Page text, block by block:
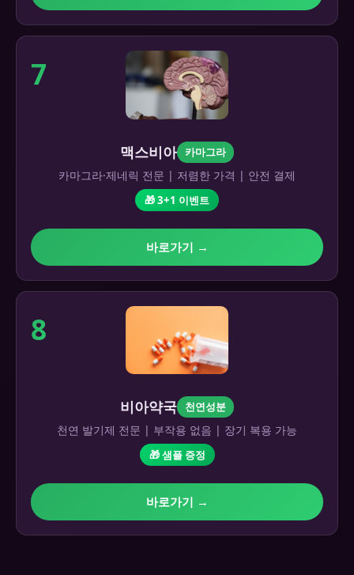
7
맥스비아 카마그라
카마그라·제네릭 전문 | 저렴한 가격 | 안전 결제
🎁 3+1 이벤트
바로가기 →
8
비아약국 천연성분
천연 발기제 전문 | 부작용 없음 | 장기 복용 가능
🎁 샘플 증정
바로가기 →